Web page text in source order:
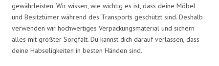
gewährleisten. Wir wissen, wie wichtig es ist, dass deine Möbel
und Besitztümer während des Transports geschützt sind. Deshalb
verwenden wir hochwertiges Verpackungsmaterial und sichern
alles mit größter Sorgfalt. Du kannst dich darauf verlassen, dass
deine Habseligkeiten in besten Händen sind.